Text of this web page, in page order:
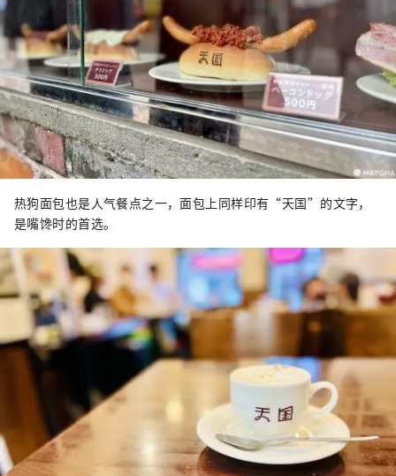
热狗面包也是人气餐点之一，面包上同样印有“天国”的文字，
是嘴馋时的首选。